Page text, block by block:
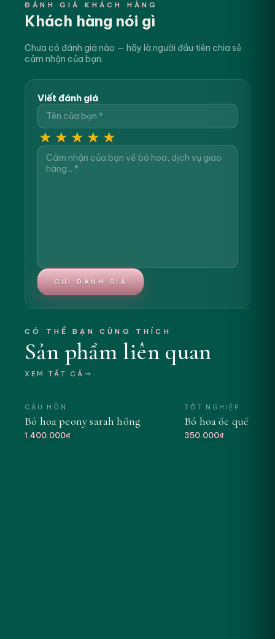
ĐÁNH GIÁ KHÁCH HÀNG
Khách hàng nói gì
Chưa có đánh giá nào — hãy là người đầu tiên chia sẻ
cảm nhận của bạn.
Viết đánh giá
★ ★ ★ ★ ★
GỬI ĐÁNH GIÁ
CÓ THỂ BẠN CŨNG THÍCH
Sản phẩm liên quan
XEM TẤT CẢ
MỚI
CẦU HÔN
Bó hoa peony sarah hồng
1.400.000₫
TỐT NGHIỆP
Bó hoa ốc quế
350.000₫